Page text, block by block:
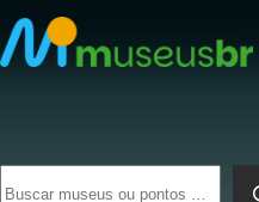
para
o
conteúdo
resultados